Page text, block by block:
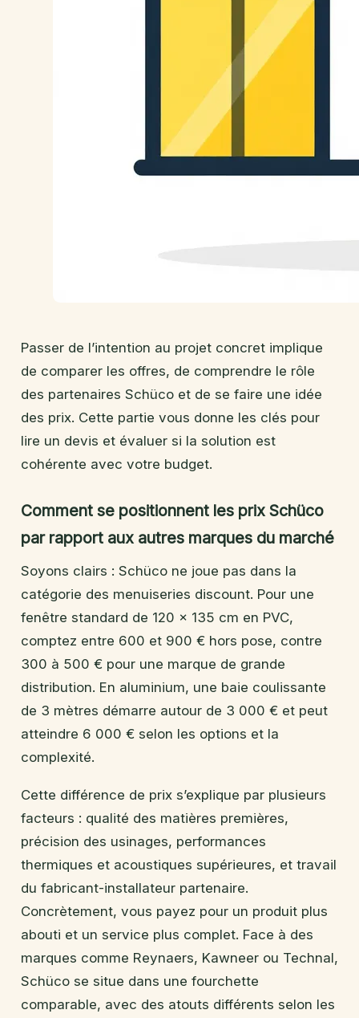
Passer de l’intention au projet concret implique
de comparer les offres, de comprendre le rôle
des partenaires Schüco et de se faire une idée
des prix. Cette partie vous donne les clés pour
lire un devis et évaluer si la solution est
cohérente avec votre budget.
Comment se positionnent les prix Schüco
par rapport aux autres marques du marché
Soyons clairs : Schüco ne joue pas dans la
catégorie des menuiseries discount. Pour une
fenêtre standard de 120 × 135 cm en PVC,
comptez entre 600 et 900 € hors pose, contre
300 à 500 € pour une marque de grande
distribution. En aluminium, une baie coulissante
de 3 mètres démarre autour de 3 000 € et peut
atteindre 6 000 € selon les options et la
complexité.
Cette différence de prix s’explique par plusieurs
facteurs : qualité des matières premières,
précision des usinages, performances
thermiques et acoustiques supérieures, et travail
du fabricant-installateur partenaire.
Concrètement, vous payez pour un produit plus
abouti et un service plus complet. Face à des
marques comme Reynaers, Kawneer ou Technal,
Schüco se situe dans une fourchette
comparable, avec des atouts différents selon les